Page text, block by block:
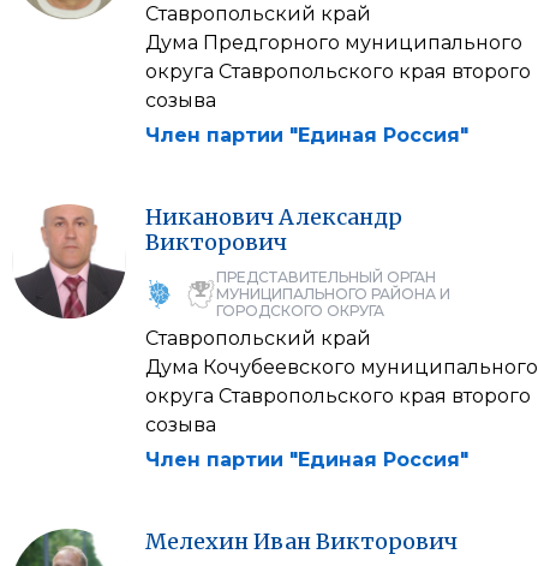
Ставропольский край
Дума Предгорного муниципального
округа Ставропольского края второго
созыва
Член партии "Единая Россия"
НикановичАлександр
Викторович
ПРЕДСТАВИТЕЛЬНЫЙ ОРГАН
МУНИЦИПАЛЬНОГО РАЙОНА И
ГОРОДСКОГО ОКРУГА
Ставропольский край
Дума Кочубеевского муниципального
округа Ставропольского края второго
созыва
Член партии "Единая Россия"
МелехинИванВикторович